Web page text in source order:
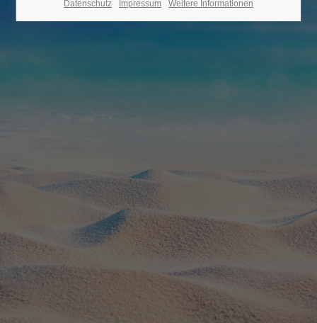
Datenschutz Impressum Weitere Informationen